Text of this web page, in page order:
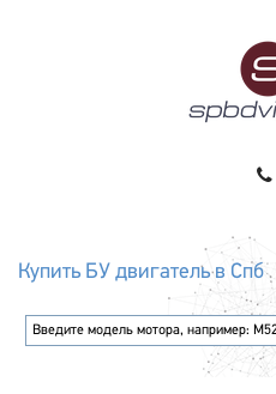
Купить БУ двигатель в Спб